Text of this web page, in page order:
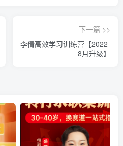
下一篇 >>
李倩高效学习训练营【2022-
8月升级】